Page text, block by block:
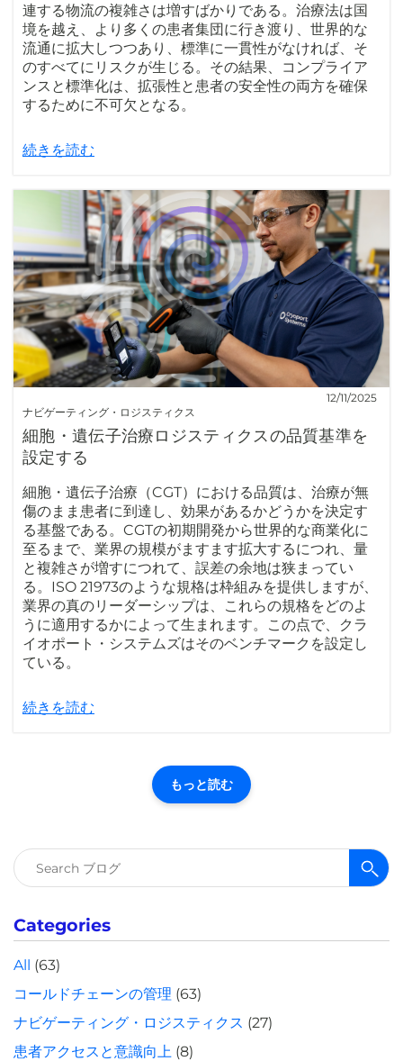
連する物流の複雑さは増すばかりである。治療法は国
境を越え、より多くの患者集団に行き渡り、世界的な
流通に拡大しつつあり、標準に一貫性がなければ、そ
のすべてにリスクが生じる。その結果、コンプライア
ンスと標準化は、拡張性と患者の安全性の両方を確保
するために不可欠となる。
続きを読む
ナビゲーティング・ロジスティクス
12/11/2025
細胞・遺伝子治療ロジスティクスの品質基準を
設定する
細胞・遺伝子治療（CGT）における品質は、治療が無
傷のまま患者に到達し、効果があるかどうかを決定す
る基盤である。CGTの初期開発から世界的な商業化に
至るまで、業界の規模がますます拡大するにつれ、量
と複雑さが増すにつれて、誤差の余地は狭まってい
る。ISO 21973のような規格は枠組みを提供しますが、
業界の真のリーダーシップは、これらの規格をどのよ
うに適用するかによって生まれます。この点で、クラ
イオポート・システムズはそのベンチマークを設定し
ている。
続きを読む
もっと読む
検
索:
Categories
All (63)
コールドチェーンの管理 (63)
ナビゲーティング・ロジスティクス (27)
患者アクセスと意識向上 (8)